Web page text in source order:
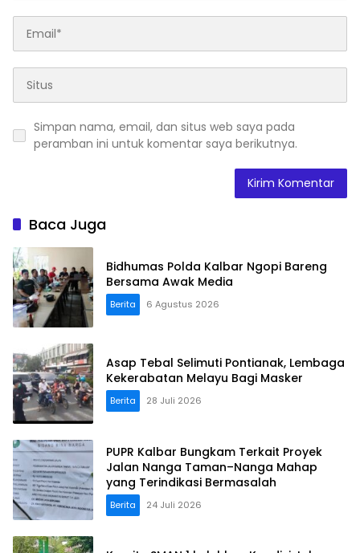
Simpan nama, email, dan situs web saya pada
peramban ini untuk komentar saya berikutnya.
Baca Juga
Bidhumas Polda Kalbar Ngopi Bareng
Bersama Awak Media
Berita 6 Agustus 2026
Asap Tebal Selimuti Pontianak, Lembaga
Kekerabatan Melayu Bagi Masker
Berita 28 Juli 2026
PUPR Kalbar Bungkam Terkait Proyek
Jalan Nanga Taman–Nanga Mahap
yang Terindikasi Bermasalah
Berita 24 Juli 2026